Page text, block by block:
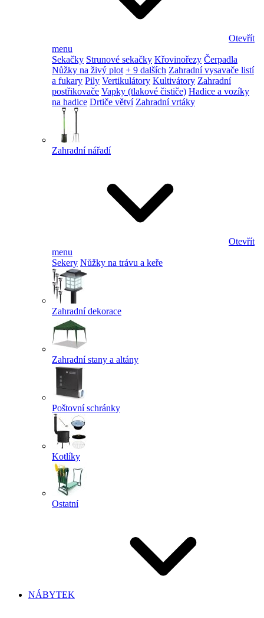
Otevřít
menu
Sekačky Strunové sekačky Křovinořezy Čerpadla
Nůžky na živý plot + 9 dalších Zahradní vysavače listí
a fukary Pily Vertikulátory Kultivátory Zahradní
postřikovače Vapky (tlakové čističe) Hadice a vozíky
na hadice Drtiče větví Zahradní vrtáky
Zahradní nářadí
Otevřít
menu
Sekery Nůžky na trávu a keře
Zahradní dekorace
Zahradní stany a altány
Poštovní schránky
Kotlíky
Ostatní
NÁBYTEK